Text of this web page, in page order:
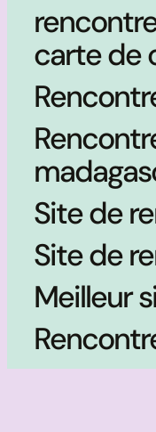
carte de
Site de
Site de
Meilleur